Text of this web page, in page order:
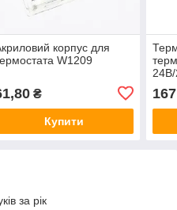
корпус для
W1209
₴
Купити
за рік